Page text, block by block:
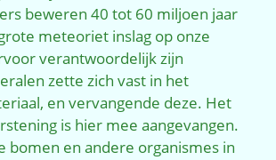
beweren 40 tot 60 miljoen jaar
meteoriet inslag op onze
verantwoordelijk zijn
zette zich vast in het
en vervangende deze. Het
is hier mee aangevangen.
bomen en andere organismes in